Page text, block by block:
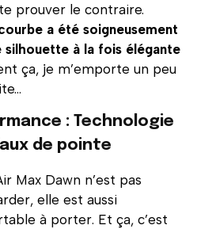
prouver le contraire.
a été soigneusement
silhouette à la fois élégante
ça, je m’emporte un peu
: Technologie
de pointe
Max Dawn n’est pas
elle est aussi
à porter. Et ça, c’est